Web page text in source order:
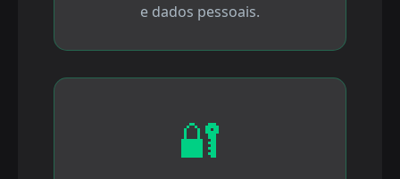
e dados pessoais.
🔐